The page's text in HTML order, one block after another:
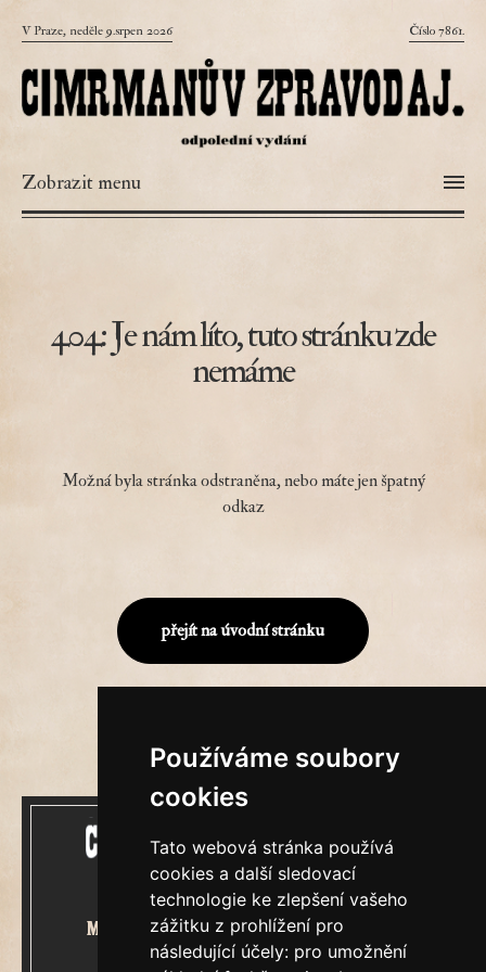
Používáme soubory
cookies
Tato webová stránka používá
cookies a další sledovací
technologie ke zlepšení vašeho
zážitku z prohlížení pro
následující účely: pro umožnění
V Praze, neděle 9.srpen 2026 Číslo 7861.
Zobrazit menu
404: Je nám líto, tuto stránku zde
nemáme
Možná byla stránka odstraněna, nebo máte jen špatný
odkaz
přejít na úvodní stránku
Mecenášem Cimrmanova Zpravodaje
je společnost